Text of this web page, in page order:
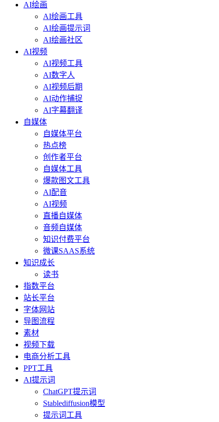
AI绘画
AI绘画工具
AI绘画提示词
AI绘画社区
AI视频
AI视频工具
AI数字人
AI视频后期
AI动作捕捉
AI字幕翻译
自媒体
自媒体平台
热点榜
创作者平台
自媒体工具
爆款图文工具
AI配音
AI视频
直播自媒体
音频自媒体
知识付费平台
微课SAAS系统
知识成长
读书
指数平台
站长平台
字体网站
导图流程
素材
视频下载
电商分析工具
PPT工具
AI提示词
ChatGPT提示词
Stablediffusion模型
提示词工具